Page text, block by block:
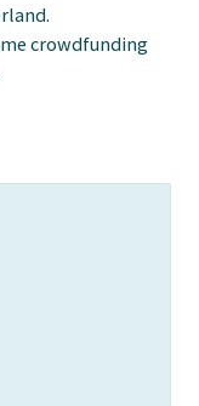
crowdfunding